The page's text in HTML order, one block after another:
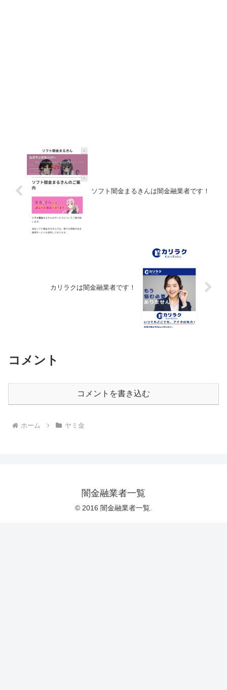
ソフト闇金まるきんは闇金融業者です！
カリラクは闇金融業者です！
コメント
コメントを書き込む
ホーム ヤミ金
闇金融業者一覧
© 2016 闇金融業者一覧.